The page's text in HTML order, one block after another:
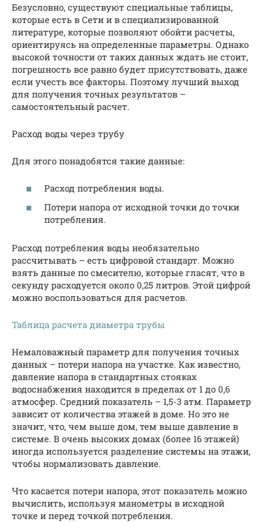
Безусловно, существуют специальные таблицы,
которые есть в Сети и в специализированной
литературе, которые позволяют обойти расчеты,
ориентируясь на определенные параметры. Однако
высокой точности от таких данных ждать не стоит,
погрешность все равно будет присутствовать, даже
если учесть все факторы. Поэтому лучший выход
для получения точных результатов –
самостоятельный расчет.
Расход воды через трубу
Для этого понадобятся такие данные:
Расход потребления воды.
Потери напора от исходной точки до точки
потребления.
Расход потребления воды необязательно
рассчитывать – есть цифровой стандарт. Можно
взять данные по смесителю, которые гласят, что в
секунду расходуется около 0,25 литров. Этой цифрой
можно воспользоваться для расчетов.
Таблица расчета диаметра трубы
Немаловажный параметр для получения точных
данных – потери напора на участке. Как известно,
давление напора в стандартных стояках
водоснабжения находится в пределах от 1 до 0,6
атмосфер. Средний показатель – 1,5-3 атм. Параметр
зависит от количества этажей в доме. Но это не
значит, что, чем выше дом, тем выше давление в
системе. В очень высоких домах (более 16 этажей)
иногда используется разделение системы на этажи,
чтобы нормализовать давление.
Что касается потери напора, этот показатель можно
вычислить, используя манометры в исходной
точке и перед точкой потребления.